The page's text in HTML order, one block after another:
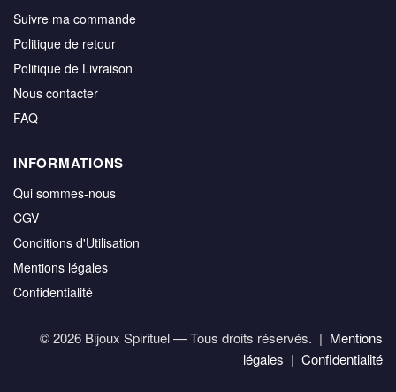
Suivre ma commande
Politique de retour
Politique de Livraison
Nous contacter
FAQ
INFORMATIONS
Qui sommes-nous
CGV
Conditions d'Utilisation
Mentions légales
Confidentialité
© 2026 Bijoux Spirituel — Tous droits réservés. | Mentions
légales | Confidentialité